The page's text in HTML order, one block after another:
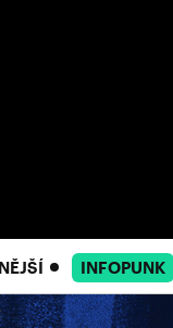
INFOPUNK